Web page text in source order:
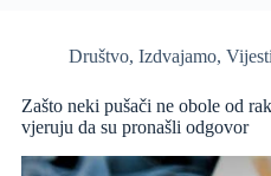
Društvo,Izdvajamo,Vijesti
Zašto neki pušači ne obole od
vjeruju da su pronašli odgovor